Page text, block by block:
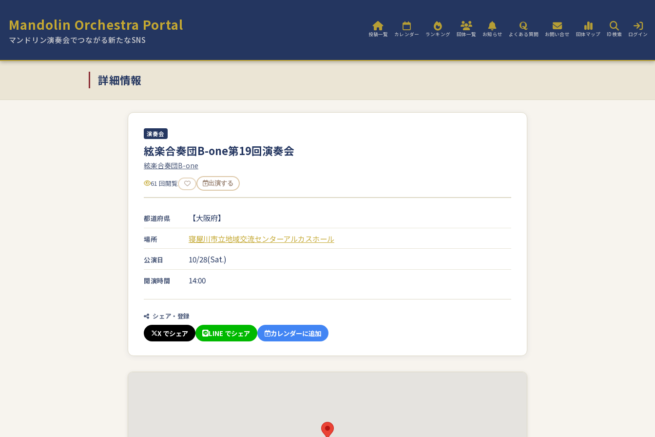
Mandolin Orchestra Portal
マンドリン演奏会でつながる新たなSNS
投稿一覧 カレンダー ランキング 団体一覧 お知らせ よくある質問 お問い合せ 団体マップ ID検索 ログイン
詳細情報
演奏会
絃楽合奏団B-one第19回演奏会
絃楽合奏団B-one
61 回閲覧 出演する
都道府県 【大阪府】
場所 寝屋川市立地域交流センターアルカスホール
公演日 10/28(Sat.)
開演時間 14:00
シェア・登録
X でシェア LINE でシェア カレンダーに追加